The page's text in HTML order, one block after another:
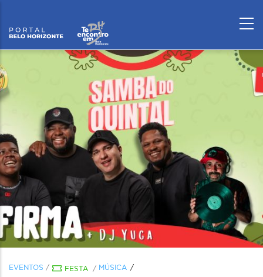
EVENTOS / FESTA / MÚSICA